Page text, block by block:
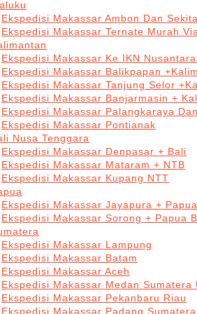
Ekspedisi Makassar Ambon Dan
Ekspedisi Makassar Ternate Murah
Ekspedisi Makassar Ke IKN
Ekspedisi Makassar Balikpapan
Ekspedisi Makassar Tanjung Selor
Ekspedisi Makassar Banjarmasin +
Ekspedisi Makassar Palangkaraya
Ekspedisi Makassar Pontianak
Nusa Tenggara
Ekspedisi Makassar Denpasar + Bali
Ekspedisi Makassar Mataram + NTB
Ekspedisi Makassar Kupang NTT
Ekspedisi Makassar Jayapura + Papua
Ekspedisi Makassar Sorong + Papua
Ekspedisi Makassar Lampung
Ekspedisi Makassar Batam
Ekspedisi Makassar Aceh
Ekspedisi Makassar Medan Sumatera
Ekspedisi Makassar Pekanbaru Riau
Ekspedisi Makassar Padang